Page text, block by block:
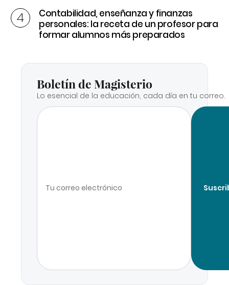
Contabilidad, enseñanza y finanzas
personales: la receta de un profesor para
formar alumnos más preparados
Boletín de Magisterio
Lo esencial de la educación, cada día en tu correo.